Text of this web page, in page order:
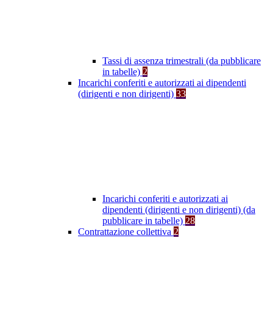
Tassi di assenza trimestrali (da pubblicare
in tabelle) 2
Incarichi conferiti e autorizzati ai dipendenti
(dirigenti e non dirigenti) 33
Incarichi conferiti e autorizzati ai
dipendenti (dirigenti e non dirigenti) (da
pubblicare in tabelle) 28
Contrattazione collettiva 2